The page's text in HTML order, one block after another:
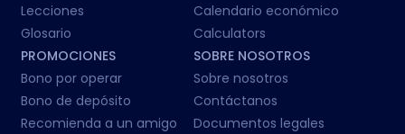
Lecciones
Glosario
Calendario económico
Calculators
PROMOCIONES
Bono por operar
Bono de depósito
Recomienda a un amigo
SOBRE NOSOTROS
Sobre nosotros
Contáctanos
Documentos legales